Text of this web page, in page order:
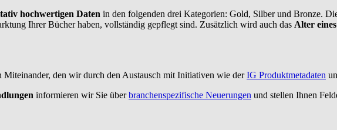
hochwertigen Daten in den folgenden drei Kategorien: Gold, Silber und Bronze.
Ihrer Bücher haben, vollständig gepflegt sind. Zusätzlich wird auch das Alter
den wir durch den Austausch mit Initiativen wie derIG Produktmetadaten
informieren wir Sie überbranchenspezifische Neuerungen und stellen Ihnen